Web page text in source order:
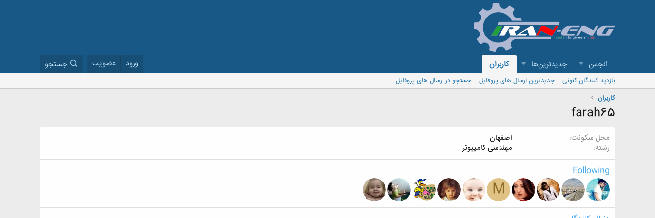
انجمن جدیدترین‌ها کاربران ورود عضویت جستجو
بازدید کنندگان کنونی جدیدترین ارسال های پروفایل
جستجو در ارسال های پروفایل
کاربران
farah65
محل سکونت
اصفهان
رشته
مهندسی کامپیوتر
Following
M